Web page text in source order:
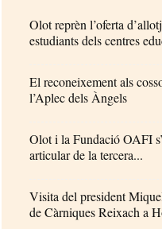
Olot reprèn l’oferta
estudiants dels centres
El reconeixement als
l’Aplec dels Àngels
Olot i la Fundació OAFI
articular de la tercera...
Visita del president
de Càrniques Reixach a